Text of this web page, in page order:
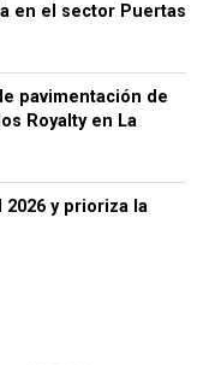
en el sector Puertas
pavimentación de
Royalty en La
y prioriza la